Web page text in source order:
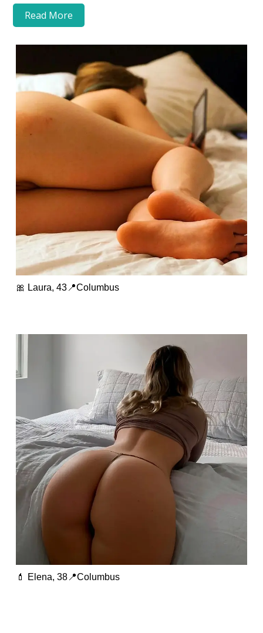
Read More
🎀 Laura, 43📍Columbus
💄 Elena, 38📍Columbus